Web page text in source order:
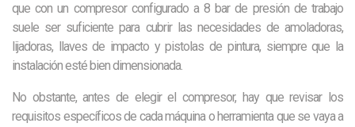
que con un compresor configurado a 8 bar de presión de trabajo
suele ser suficiente para cubrir las necesidades de amoladoras,
lijadoras, llaves de impacto y pistolas de pintura, siempre que la
instalación esté bien dimensionada.
No obstante, antes de elegir el compresor, hay que revisar los
requisitos específicos de cada máquina o herramienta que se vaya a